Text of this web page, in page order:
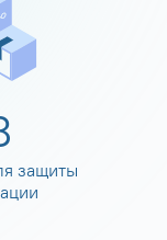
защиты